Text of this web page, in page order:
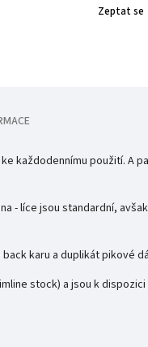
Zeptat se
každodennímu použití. A
- líce jsou standardní,
karu a duplikát pikové
stock) a jsou k